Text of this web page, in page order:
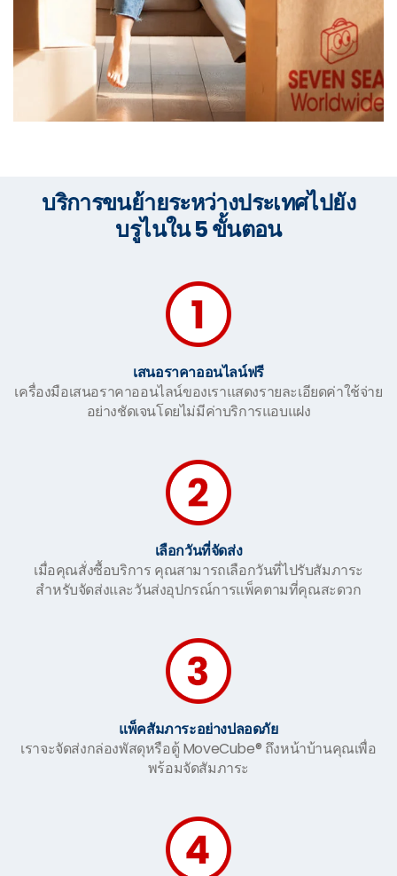
บริการขนย้ายระหว่างประเทศไปยัง
บรูไนใน 5 ขั้นตอน
เสนอราคาออนไลน์ฟรี
เครื่องมือเสนอราคาออนไลน์ของเราแสดงรายละเอียดค่าใช้จ่าย
อย่างชัดเจนโดยไม่มีค่าบริการแอบแฝง
เลือกวันที่จัดส่ง
เมื่อคุณสั่งซื้อบริการ คุณสามารถเลือกวันที่ไปรับสัมภาระ
สำหรับจัดส่งและวันส่งอุปกรณ์การแพ็คตามที่คุณสะดวก
แพ็คสัมภาระอย่างปลอดภัย
เราจะจัดส่งกล่องพัสดุหรือตู้ MoveCube® ถึงหน้าบ้านคุณเพื่อ
พร้อมจัดสัมภาระ